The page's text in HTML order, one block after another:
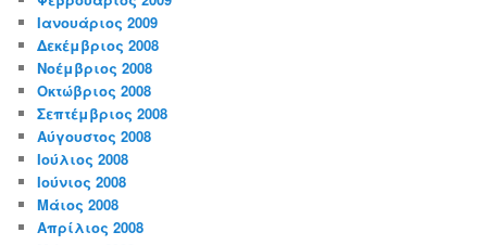
Ιανουάριος 2009
Δεκέμβριος 2008
Νοέμβριος 2008
Οκτώβριος 2008
Σεπτέμβριος 2008
Αύγουστος 2008
Ιούλιος 2008
Ιούνιος 2008
Μάιος 2008
Απρίλιος 2008